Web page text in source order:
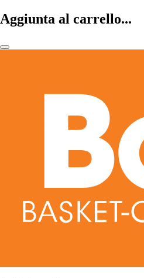
Aggiunta al carrello...